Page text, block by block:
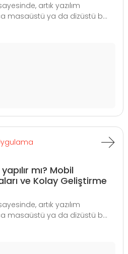
artık yazılım
masaüstü ya da dizüstü b...
mı? Mobil
ve Kolay Geliştirme
artık yazılım
masaüstü ya da dizüstü b...